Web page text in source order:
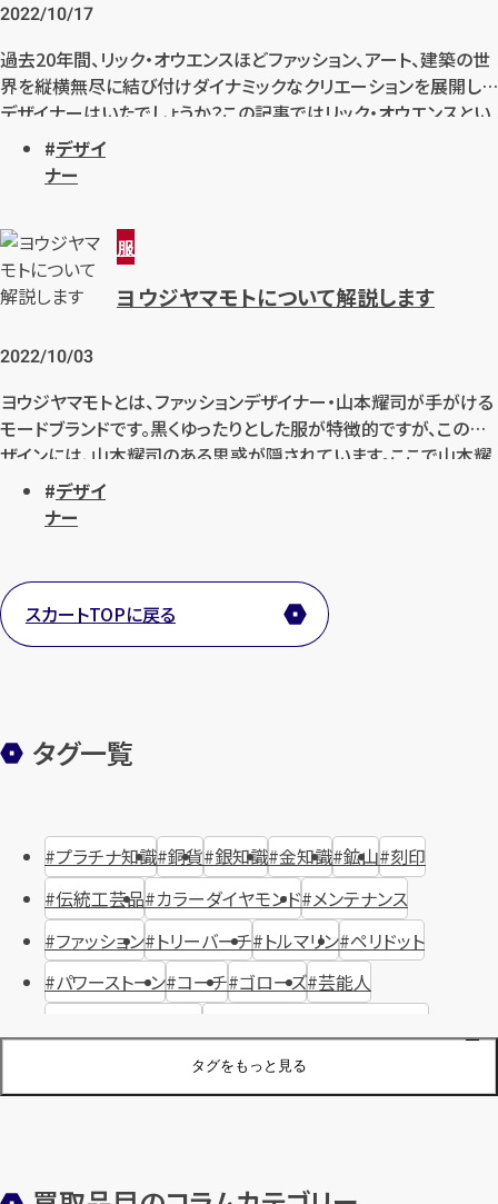
2022/10/17
過去20年間、リック・オウエンスほどファッション、アート、建築の世
界を縦横無尽に結び付けダイナミックなクリエーションを展開した
デザイナーはいたでしょうか？この記事ではリック・オウエンスとい
うデザイナーの始まりと特異な進化を振り返っていきます。
デザイ
ナー
服
ヨウジヤマモトについて解説します
2022/10/03
ヨウジヤマモトとは、ファッションデザイナー・山本耀司が手がける
モードブランドです。黒くゆったりとした服が特徴的ですが、このデ
ザインには、山本耀司のある思惑が隠されています。ここで山本耀
司という人物について解説します。
デザイ
ナー
スカートTOPに戻る
タグ一覧
タグをもっと見る
プラチナ知識 銅貨 銀知識 金知識 鉱山 刻印
伝統工芸品 カラーダイヤモンド メンテナンス
ファッション トリーバーチ トルマリン ペリドット
パワーストーン コーチ ゴローズ 芸能人
ジュエリーブランド オーデマピゲ
装飾品 オメガ シュプリーム ウブロ